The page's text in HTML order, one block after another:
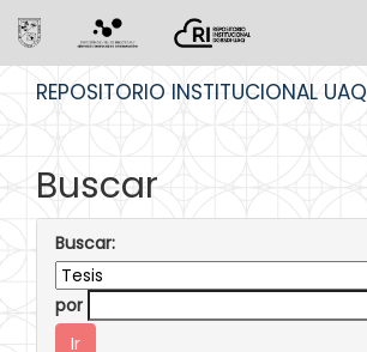
REPOSITORIO INSTITUCIONAL UAQ
Buscar
Buscar:
por